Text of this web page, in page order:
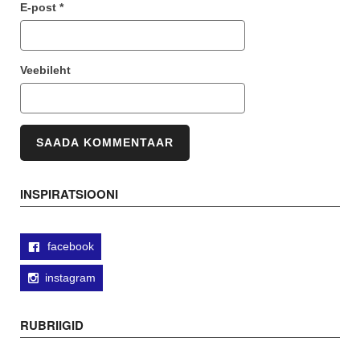
E-post *
Veebileht
INSPIRATSIOONI
facebook
instagram
RUBRIIGID